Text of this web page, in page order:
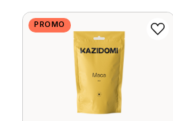
PROMO